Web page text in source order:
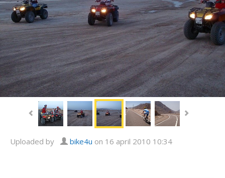
Uploaded by bike4u on 16 april 2010 10:34